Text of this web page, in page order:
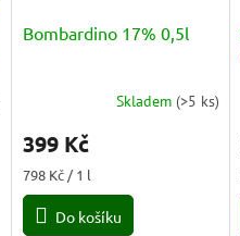
Bombardino 17% 0,5l
produktu
5,0
5
Skladem (>5 ks)
399 Kč
Měrná
cena:
798 Kč / 1 l
Do košíku